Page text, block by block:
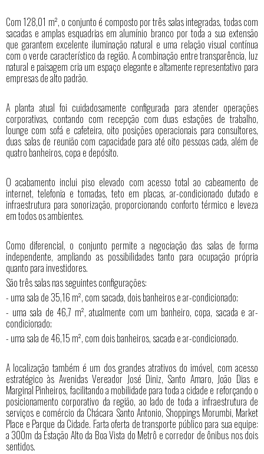
Com 128,01 m², o conjunto é composto por três salas integradas, todas com
sacadas e amplas esquadrias em alumínio branco por toda a sua extensão
que garantem excelente iluminação natural e uma relação visual contínua
com o verde característico da região. A combinação entre transparência, luz
natural e paisagem cria um espaço elegante e altamente representativo para
empresas de alto padrão.
A planta atual foi cuidadosamente configurada para atender operações
corporativas, contando com recepção com duas estações de trabalho,
lounge com sofá e cafeteira, oito posições operacionais para consultores,
duas salas de reunião com capacidade para até oito pessoas cada, além de
quatro banheiros, copa e depósito.
O acabamento inclui piso elevado com acesso total ao cabeamento de
internet, telefonia e tomadas, teto em placas, ar-condicionado dutado e
infraestrutura para sonorização, proporcionando conforto térmico e leveza
em todos os ambientes.
Como diferencial, o conjunto permite a negociação das salas de forma
independente, ampliando as possibilidades tanto para ocupação própria
quanto para investidores.
São três salas nas seguintes configurações:
- uma sala de 35,16 m², com sacada, dois banheiros e ar-condicionado;
- uma sala de 46,7 m², atualmente com um banheiro, copa, sacada e ar-
condicionado;
- uma sala de 46,15 m², com dois banheiros, sacada e ar-condicionado.
A localização também é um dos grandes atrativos do imóvel, com acesso
estratégico às Avenidas Vereador José Diniz, Santo Amaro, João Dias e
Marginal Pinheiros, facilitando a mobilidade para toda a cidade e reforçando o
posicionamento corporativo da região, ao lado de toda a infraestrutura de
serviços e comércio da Chácara Santo Antonio, Shoppings Morumbi, Market
Place e Parque da Cidade. Farta oferta de transporte público para sua equipe:
a 300m da Estação Alto da Boa Vista do Metrô e corredor de ônibus nos dois
sentidos.